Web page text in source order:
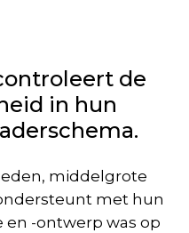
de
in hun
middelgrote
met hun
-ontwerp was op